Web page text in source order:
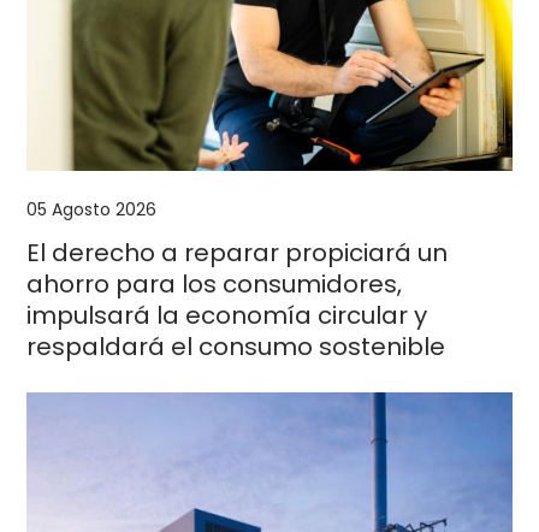
05 Agosto 2026
El derecho a reparar propiciará un
ahorro para los consumidores,
impulsará la economía circular y
respaldará el consumo sostenible